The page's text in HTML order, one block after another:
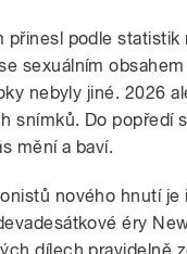
přinesl podle statistik
sexuálním
nebyly jiné. 2026
snímků. Do popředí
mění a baví.
nového hnutí je
éry